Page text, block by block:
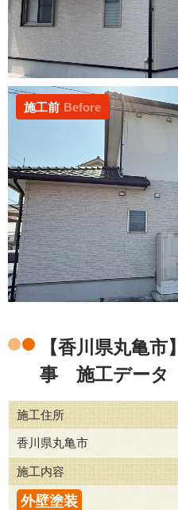
施工前 Before
【香川県丸亀
事 施工データ
施工住所
香川県丸亀市
施工内容
外壁塗装